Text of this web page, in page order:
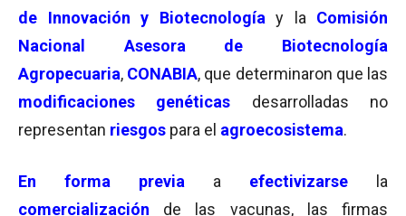
de Innovación y Biotecnología y la Comisión
Nacional Asesora de Biotecnología
Agropecuaria, CONABIA, que determinaron que las
modificaciones genéticas desarrolladas no
representan riesgos para el agroecosistema.
En forma previa a efectivizarse
la
comercialización
de las vacunas, las firmas